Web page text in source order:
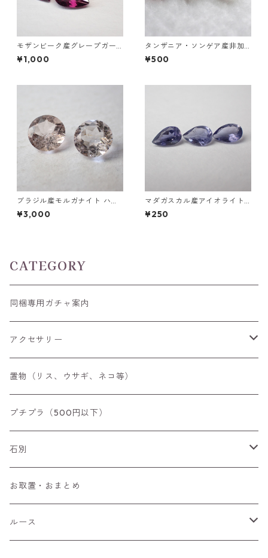
モザンビーク産グレープガー
ネット ペアシェイプカットル
ース 0.4ct前後 6mm*4mm前
¥1,000
タンザニア・ソンゲア産非加
熱サファイア ラウンドカット
ルース 0.1ct前後 3mm前後
¥500
ブラジル産モルガナイト ハー
トカット(5mm)/ラウンドカッ
トルース(6mm)
¥3,000
マダガスカル産アイオライト
0.1ct前後 6mm*4mm前後
¥250
CATEGORY
同梱専用ガチャ案内
アクセサリー
空枠
リング
ペンダントトップ
ブローチ
チャーム
置物（リス、ウサギ、ネコ等）
プチプラ（500円以下）
石別
アイオライト
アウイナイト
お取置・おまとめ
ルース